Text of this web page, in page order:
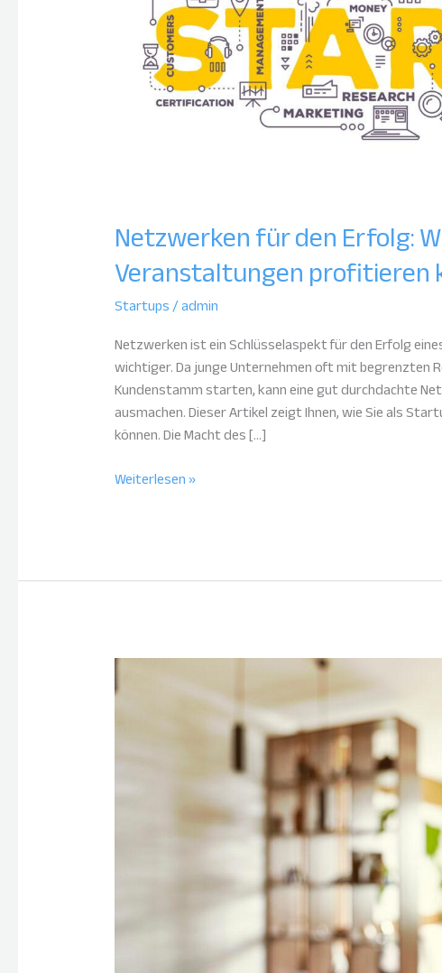
Netzwerken für den Erfolg:
Veranstaltungen profitieren
Startups/admin
Netzwerken ist ein Schlüsselaspekt für den Erfolg
wichtiger. Da junge Unternehmen oft mit begrenzten
Kundenstamm starten, kann eine gut durchdachte
ausmachen. Dieser Artikel zeigt Ihnen, wie Sie als
können. Die Macht des […]
Startups
Veranstaltungen
profitieren
können
Weiterlesen »
Zukunft
des
Heizens:
Raumtemperaturkontrolle